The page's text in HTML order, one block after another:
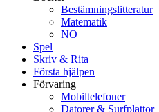
Bestämningslitteratur
Matematik
NO
Spel
Skriv & Rita
Första hjälpen
Förvaring
Mobiltelefoner
Datorer & Surfplattor